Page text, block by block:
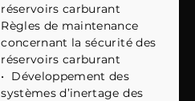
réservoirs carburant
Règles de maintenance
concernant la sécurité des
réservoirs carburant
•
Développement des
systèmes d’inertage des